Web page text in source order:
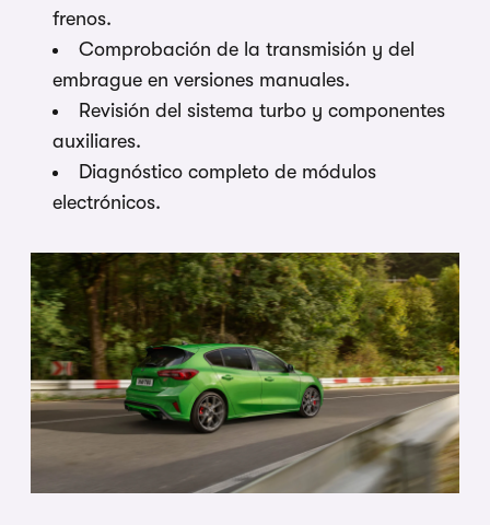
frenos.
Comprobación de la transmisión y del
embrague en versiones manuales.
Revisión del sistema turbo y componentes
auxiliares.
Diagnóstico completo de módulos
electrónicos.